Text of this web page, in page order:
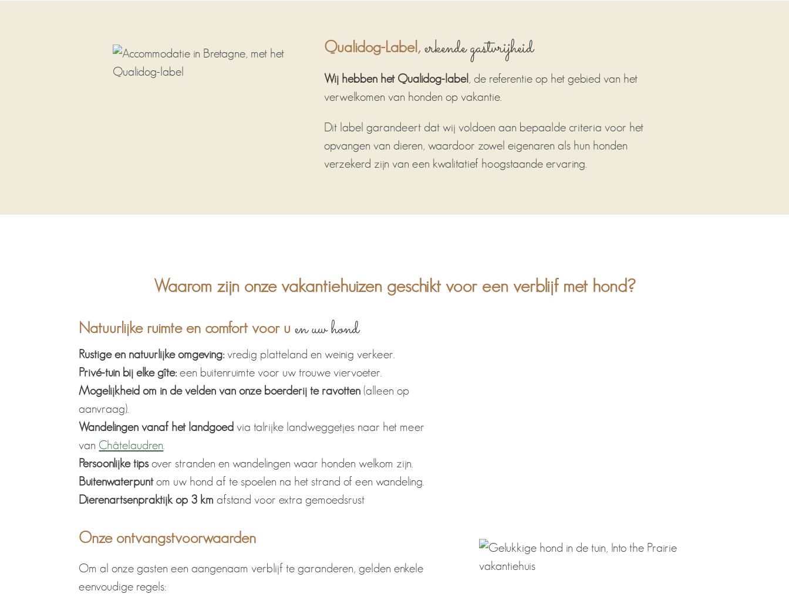
Qualidog-Label, erkende gastvrijheid
Wij hebben het Qualidog-label , de referentie op het gebied van het
verwelkomen van honden op vakantie.
Dit label garandeert dat wij voldoen aan bepaalde criteria voor het
opvangen van dieren, waardoor zowel eigenaren als hun honden
verzekerd zijn van een kwalitatief hoogstaande ervaring.
Waarom zijn onze vakantiehuizen geschikt voor een verblijf met hond?
Natuurlijke ruimte en comfort voor uen uw hond
Rustige en natuurlijke omgeving:vredig platteland en weinig verkeer.
Privé-tuin bij elke gîte:een buitenruimte voor uw trouwe viervoeter.
Mogelijkheid om in de velden van onze boerderij te ravotten (alleen op
aanvraag).
Wandelingen vanaf het landgoed via talrijke landweggetjes naar het meer
van Châtelaudren.
Persoonlijke tipsover stranden en wandelingen waar honden welkom zijn.
Buitenwaterpuntom uw hond af te spoelen na het strand of een wandeling.
Dierenartsenpraktijk op 3 km afstand voor extra gemoedsrust
Onze ontvangstvoorwaarden
Om al onze gasten een aangenaam verblijf te garanderen, gelden enkele
eenvoudige regels: